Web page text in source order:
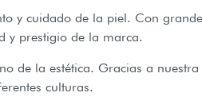
y cuidado de la piel. Con
y prestigio de la marca.
de la estética. Gracias a
culturas.